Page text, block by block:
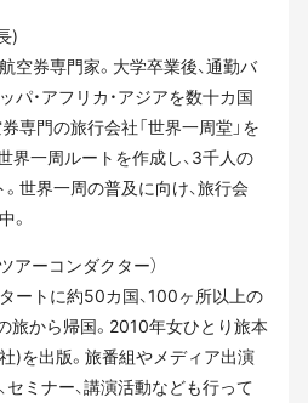
)
空券専門家。大学卒業後、通勤バ
パ・アフリカ・アジアを数十カ国
専門の旅行会社「世界一周堂」を
界一周ルートを作成し、3千人の
世界一周の普及に向け、旅行会
。
ツアーコンダクター）
ートに約50カ国、100ヶ所以上の
旅から帰国。2010年女ひとり旅本
)を出版。旅番組やメディア出演
セミナー、講演活動なども行って